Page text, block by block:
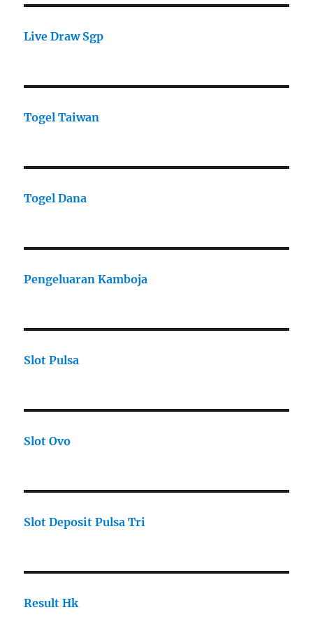
Live Draw Sgp
Togel Taiwan
Togel Dana
Pengeluaran Kamboja
Slot Pulsa
Slot Ovo
Slot Deposit Pulsa Tri
Result Hk